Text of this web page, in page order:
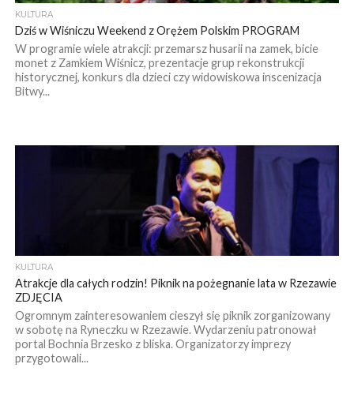
KULTURA
Dziś w Wiśniczu Weekend z Orężem Polskim PROGRAM
W programie wiele atrakcji: przemarsz husarii na zamek, bicie
monet z Zamkiem Wiśnicz, prezentacje grup rekonstrukcji
historycznej, konkurs dla dzieci czy widowiskowa inscenizacja
Bitwy...
KULTURA
Atrakcje dla całych rodzin! Piknik na pożegnanie lata w Rzezawie
ZDJĘCIA
Ogromnym zainteresowaniem cieszył się piknik zorganizowany
w sobotę na Ryneczku w Rzezawie. Wydarzeniu patronował
portal Bochnia Brzesko z bliska. Organizatorzy imprezy
przygotowali...